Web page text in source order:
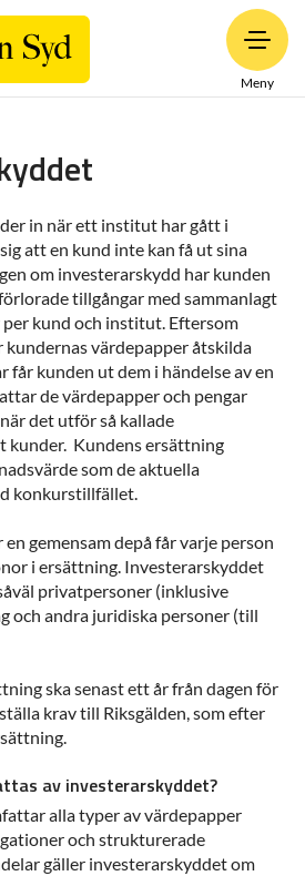
Meny
in när ett institut har gått i
att en kund inte kan få ut sina
om investerarskydd har kunden
tillgångar med sammanlagt
kund och institut. Eftersom
kundernas värdepapper åtskilda
får kunden ut dem i händelse av en
de värdepapper och pengar
det utför så kallade
kunder. Kundens ersättning
som de aktuella
konkurstillfället.
gemensam depå får varje person
i ersättning. Investerarskyddet
privatpersoner (inklusive
och andra juridiska personer (till
ska senast ett år från dagen för
krav till Riksgälden, som efter
av investerarskyddet?
alla typer av värdepapper
och strukturerade
gäller investerarskyddet om